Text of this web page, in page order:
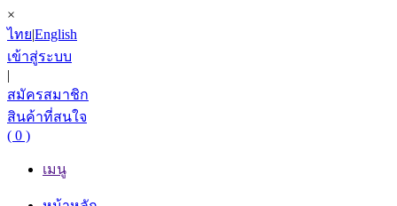
×
ไทย|English
เข้าสู่ระบบ
|
สมัครสมาชิก
สินค้าที่สนใจ
( 0 )
เมนู